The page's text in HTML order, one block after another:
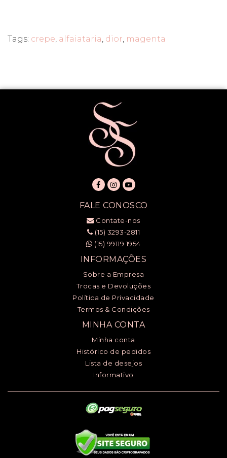
Tags: crepe, alfaiataria, dior, magenta
FALE CONOSCO
Contate-nos
(15) 3293-2811
(15) 99119 1954
INFORMAÇÕES
Sobre a Empresa
Trocas e Devoluções
Política de Privacidade
Termos & Condições
MINHA CONTA
Minha conta
Histórico de pedidos
Lista de desejos
Informativo